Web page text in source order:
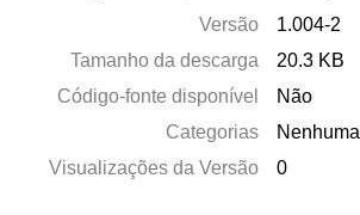
Versão
1.004-2
Tamanho da descarga
20.3 KB
Código-fonte disponível
Não
Categorias
Nenhuma
Visualizações da Versão
0